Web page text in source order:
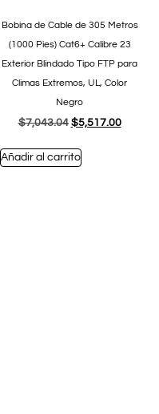
Bobina de Cable de 305 Metros
(1000 Pies) Cat6+ Calibre 23
Exterior Blindado Tipo FTP para
Climas Extremos, UL, Color
Negro
$7,043.04 $5,517.00
Añadir al carrito